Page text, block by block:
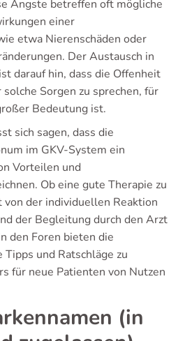
Ängste betreffen oft mögliche
einer
etwa Nierenschäden oder
Der Austausch in
darauf hin, dass die Offenheit
Sorgen zu sprechen, für
Bedeutung ist.
sich sagen, dass die
im GKV-System ein
Vorteilen und
Ob eine gute Therapie zu
der individuellen Reaktion
der Begleitung durch den Arzt
den Foren bieten die
und Ratschläge zu
für neue Patienten von Nutzen
(in